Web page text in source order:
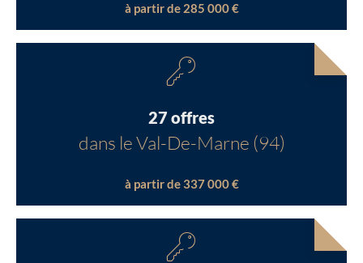
à partir de 285 000 €
27 offres
dans le Val-De-Marne (94)
à partir de 337 000 €